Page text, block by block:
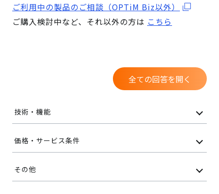
ご利用中の製品のご相談（OPTiM Biz以外）
ご購入検討中など、それ以外の方は こちら
全ての回答を開く
技術・機能
価格・サービス条件
その他